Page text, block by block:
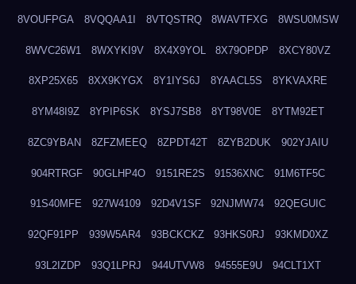
8VOUFPGA 8VQQAA1I 8VTQSTRQ 8WAVTFXG 8WSU0MSW
8WVC26W1 8WXYKI9V 8X4X9YOL 8X79OPDP 8XCY80VZ
8XP25X65 8XX9KYGX 8Y1IYS6J 8YAACL5S 8YKVAXRE
8YM48I9Z 8YPIP6SK 8YSJ7SB8 8YT98V0E 8YTM92ET
8ZC9YBAN 8ZFZMEEQ 8ZPDT42T 8ZYB2DUK 902YJAIU
904RTRGF 90GLHP4O 9151RE2S 91536XNC 91M6TF5C
91S40MFE 927W4109 92D4V1SF 92NJMW74 92QEGUIC
92QF91PP 939W5AR4 93BCKCKZ 93HKS0RJ 93KMD0XZ
93L2IZDP 93Q1LPRJ 944UTVW8 94555E9U 94CLT1XT